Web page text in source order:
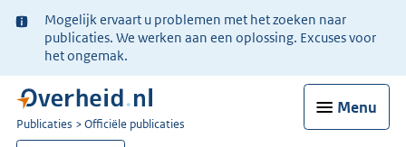
Ter
informatie:
Mogelijk ervaart u problemen met het zoeken naar
publicaties. We werken aan een oplossing. Excuses voor
het ongemak.
Menu
U
bent
Publicaties Officiële publicaties